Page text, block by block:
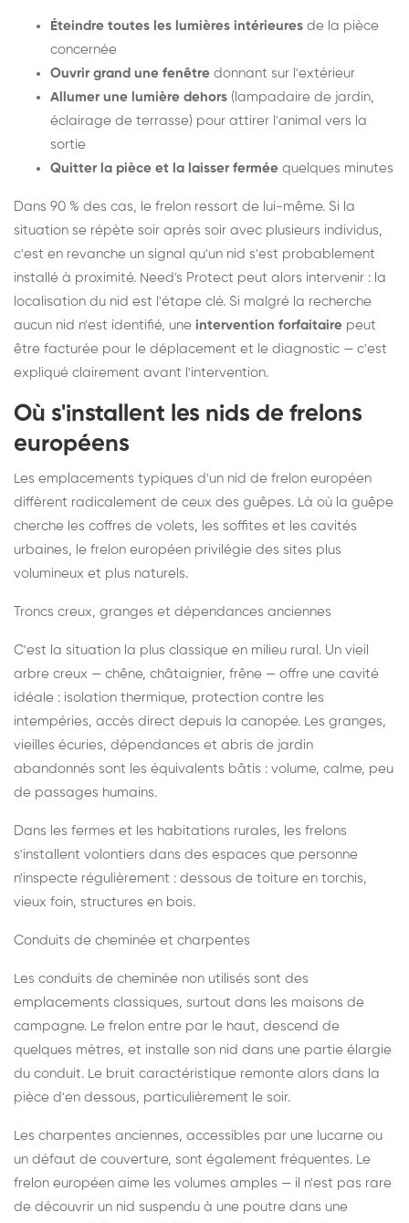
Éteindre toutes les lumières intérieures de la pièce
concernée
Ouvrir grand une fenêtre donnant sur l'extérieur
Allumer une lumière dehors (lampadaire de jardin,
éclairage de terrasse) pour attirer l'animal vers la
sortie
Quitter la pièce et la laisser fermée quelques minutes
Dans 90 % des cas, le frelon ressort de lui-même. Si la
situation se répète soir après soir avec plusieurs individus,
c'est en revanche un signal qu'un nid s'est probablement
installé à proximité. Need's Protect peut alors intervenir : la
localisation du nid est l'étape clé. Si malgré la recherche
aucun nid n'est identifié, une intervention forfaitaire peut
être facturée pour le déplacement et le diagnostic — c'est
expliqué clairement avant l'intervention.
Où s'installent les nids de frelons
européens
Les emplacements typiques d'un nid de frelon européen
diffèrent radicalement de ceux des guêpes. Là où la guêpe
cherche les coffres de volets, les soffites et les cavités
urbaines, le frelon européen privilégie des sites plus
volumineux et plus naturels.
Troncs creux, granges et dépendances anciennes
C'est la situation la plus classique en milieu rural. Un vieil
arbre creux — chêne, châtaignier, frêne — offre une cavité
idéale : isolation thermique, protection contre les
intempéries, accès direct depuis la canopée. Les granges,
vieilles écuries, dépendances et abris de jardin
abandonnés sont les équivalents bâtis : volume, calme, peu
de passages humains.
Dans les fermes et les habitations rurales, les frelons
s'installent volontiers dans des espaces que personne
n'inspecte régulièrement : dessous de toiture en torchis,
vieux foin, structures en bois.
Conduits de cheminée et charpentes
Les conduits de cheminée non utilisés sont des
emplacements classiques, surtout dans les maisons de
campagne. Le frelon entre par le haut, descend de
quelques mètres, et installe son nid dans une partie élargie
du conduit. Le bruit caractéristique remonte alors dans la
pièce d'en dessous, particulièrement le soir.
Les charpentes anciennes, accessibles par une lucarne ou
un défaut de couverture, sont également fréquentes. Le
frelon européen aime les volumes amples — il n'est pas rare
de découvrir un nid suspendu à une poutre dans une